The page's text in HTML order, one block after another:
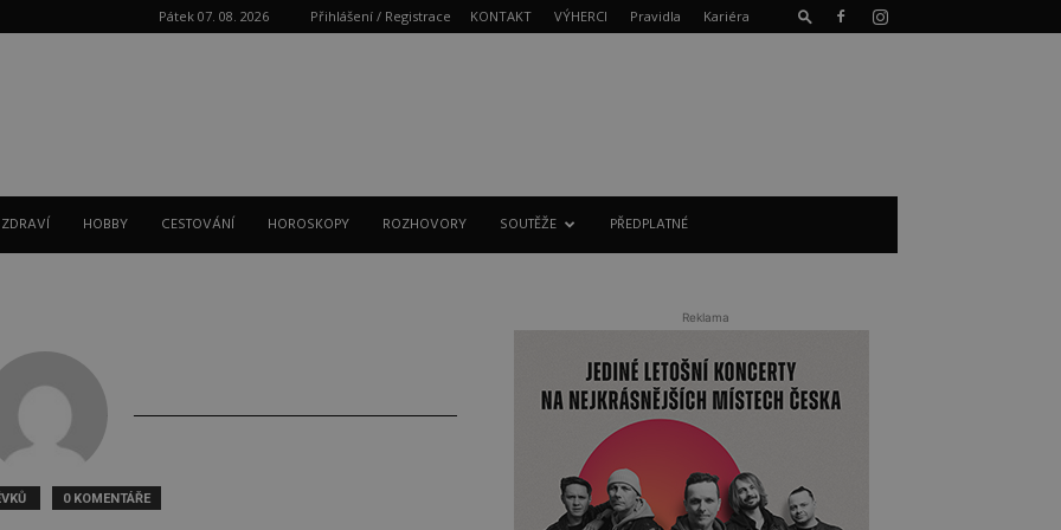
Pátek 07. 08. 2026 Přihlášení / Registrace KONTAKT VÝHERCI Pravidla Kariéra
HOBBY CESTOVÁNÍ HOROSKOPY ROZHOVORY SOUTĚŽE PŘEDPLATNÉ
0 KOMENTÁŘE
Reklama